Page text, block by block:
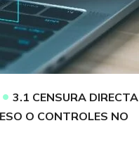
• 3.1 CENSURA DIRECTA
O CONTROLES NO